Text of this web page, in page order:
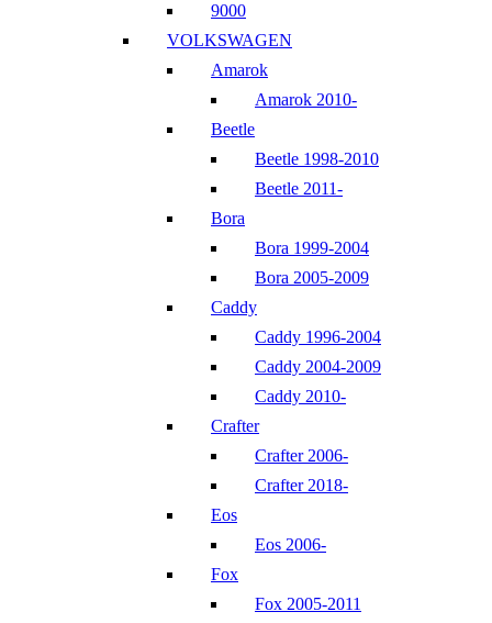
9000
VOLKSWAGEN
Amarok
Amarok 2010-
Beetle
Beetle 1998-2010
Beetle 2011-
Bora
Bora 1999-2004
Bora 2005-2009
Caddy
Caddy 1996-2004
Caddy 2004-2009
Caddy 2010-
Crafter
Crafter 2006-
Crafter 2018-
Eos
Eos 2006-
Fox
Fox 2005-2011